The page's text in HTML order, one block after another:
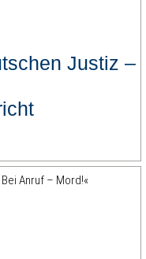
Justiz –